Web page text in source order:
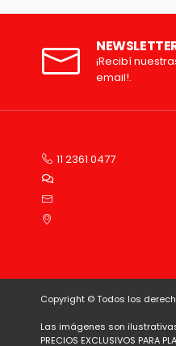
¡Recibí
email!.
11 2361 0477
Copyright ©Todos los
Las imágenes son
PRECIOS EXCLUSIVOS PARA